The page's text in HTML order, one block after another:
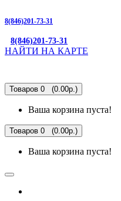
8(846)201-73-31
8(846)201-73-31
НАЙТИ НА КАРТЕ
Товаров 0 (0.00р.)
Ваша корзина пуста!
Товаров 0 (0.00р.)
Ваша корзина пуста!